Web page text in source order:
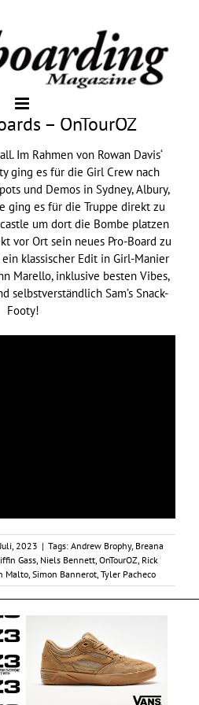
– OnTourOZ
Im Rahmen von Rowan Davis‘
ging es für die Girl Crew nach
und Demos in Sydney, Albury,
ging es für die Truppe direkt zu
um dort die Bombe platzen
vor Ort sein neues Pro-Board zu
klassischer Edit in Girl-Manier
Marello, inklusive besten Vibes,
selbstverständlich Sam’s Snack-
Footy!
2023 | Tags: Andrew Brophy, Breana
Gass, Niels Bennett, OnTourOZ, Rick
Malto Simon Bannerot Tyler Pacheco